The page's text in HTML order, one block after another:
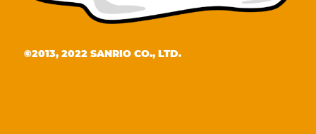
©2013, 2022 SANRIO CO., LTD.